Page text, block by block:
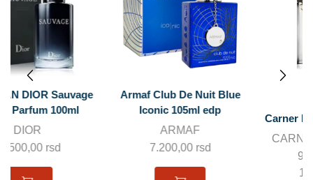
Armaf Club De Nuit Blue
Iconic 105ml edp
7.200,00
Carner Barcelona Cuirs edp
CARNER BARCELONA
12.600,00